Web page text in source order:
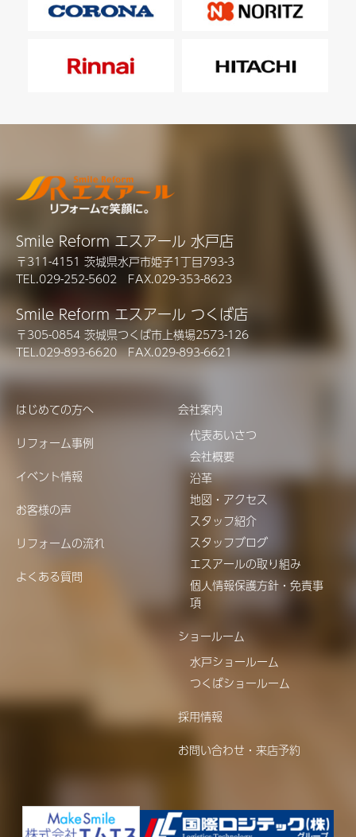
Smile Reform エスアール 水戸店
〒311-4151 茨城県水戸市姫子1丁目793-3
TEL.029-252-5602 FAX.029-353-8623
Smile Reform エスアール つくば店
〒305-0854 茨城県つくば市上横場2573-126
TEL.029-893-6620 FAX.029-893-6621
はじめての方へ
リフォーム事例
イベント情報
お客様の声
リフォームの流れ
よくある質問
会社案内
代表あいさつ
会社概要
沿革
地図・アクセス
スタッフ紹介
スタッフブログ
エスアールの取り組み
個人情報保護方針・免責事
項
ショールーム
水戸ショールーム
つくばショールーム
採用情報
お問い合わせ・来店予約